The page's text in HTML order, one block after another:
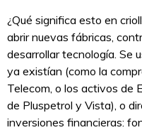
¿Qué significa esto en
abrir nuevas fábricas,
desarrollar tecnología. Se
ya existían (como la
Telecom, o los activos de
de Pluspetrol y Vista), o
inversiones financieras: